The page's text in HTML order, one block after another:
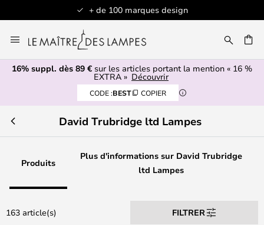
Articles en stock expédiés
au
contenu
16% suppl. dès 89 € sur les articles portant la mention « 16 %
EXTRA » Découvrir
CODE :BEST COPIER
David Trubridge ltd Lampes
Produits
Plus d'informations sur David Trubridge
ltd Lampes
163 article(s) FILTRER